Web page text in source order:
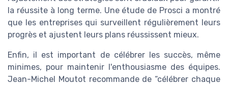
la réussite à long terme. Une étude de Prosci a montré
que les entreprises qui surveillent régulièrement leurs
progrès et ajustent leurs plans réussissent mieux.
Enfin, il est important de célébrer les succès, même
minimes, pour maintenir l'enthousiasme des équipes.
Jean-Michel Moutot recommande de “célébrer chaque